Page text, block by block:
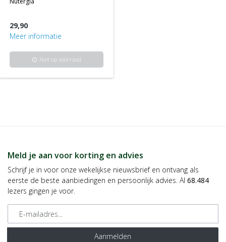
29,90
Meer informatie
info Niet op voorraad
Meld je aan voor korting en advies
Schrijf je in voor onze wekelijkse nieuwsbrief en ontvang als
eerste de beste aanbiedingen en persoonlijk advies. Al 68.484
lezers gingen je voor.
E-mailadres
Aanmelden